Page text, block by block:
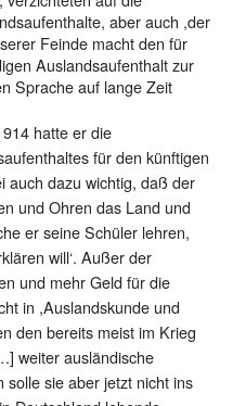
aber auch ,der
Feinde macht den für
Auslandsaufenthalt zur
Sprache auf lange Zeit
hatte er die
für den künftigen
auch dazu wichtig, daß der
und Ohren das Land und
er seine Schüler lehren,
will‘. Außer der
und mehr Geld für die
in ,Auslandskunde und
den bereits meist im Krieg
weiter ausländische
sie aber jetzt nicht ins